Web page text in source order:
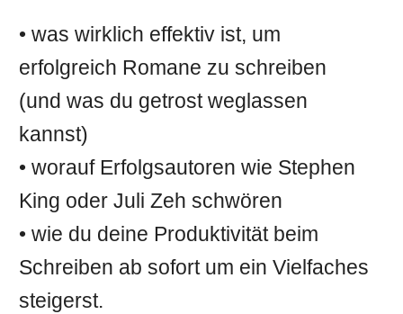
• was wirklich effektiv ist, um
erfolgreich Romane zu schreiben
(und was du getrost weglassen
kannst)
• worauf Erfolgsautoren wie Stephen
King oder Juli Zeh schwören
• wie du deine Produktivität beim
Schreiben ab sofort um ein Vielfaches
steigerst.